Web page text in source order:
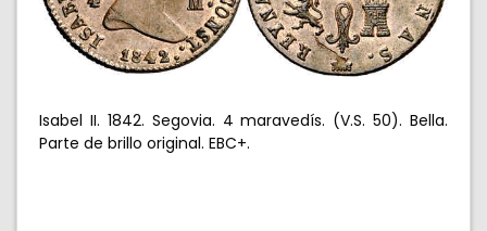
Isabel II. 1842. Segovia. 4 maravedís. (V.S. 50). Bella.
Parte de brillo original. EBC+.